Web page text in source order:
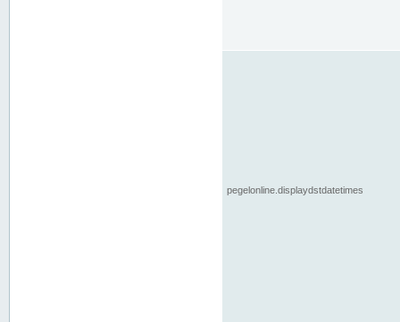
pegelonline.displaydstdatetimes